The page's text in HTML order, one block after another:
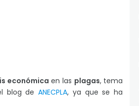
económica en las plagas, tema
blog deANECPLA, ya que se ha